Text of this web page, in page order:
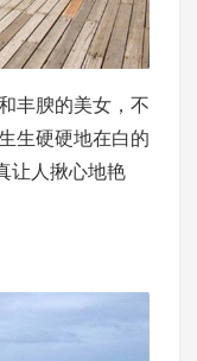
丰腴的美女，不
生硬硬地在白的
让人揪心地艳